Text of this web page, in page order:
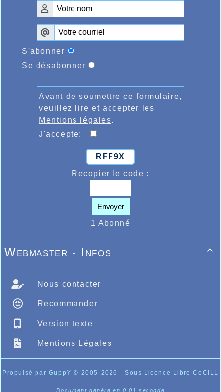
S'abonner
Se désabonner
Avant de soumettre ce formulaire,
veuillez lire et accepter les
Mentions légales.
J'accepte:
RFF9X
Recopier le code :
Envoyer
1 Abonné

Webmaster - Infos
Nous contacter
Recommander
Version texte
Mentions Légales
Propulsé par GuppY© 2005-2026 Sous Licence Libre CeCILL
Document généré en 0.01 seconde